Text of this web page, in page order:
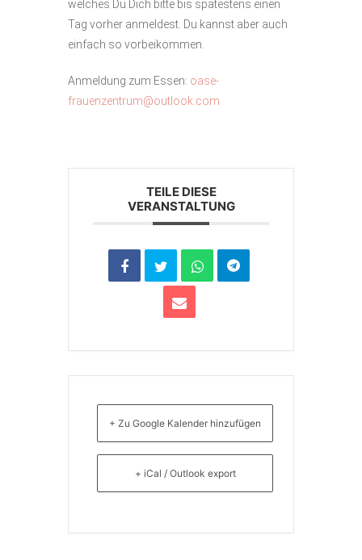
welches Du Dich bitte bis spätestens einen
Tag vorher anmeldest. Du kannst aber auch
einfach so vorbeikommen.
Anmeldung zum Essen: oase-
frauenzentrum@outlook.com
TEILE DIESE
VERANSTALTUNG
+ Zu Google Kalender hinzufügen
+ iCal / Outlook export